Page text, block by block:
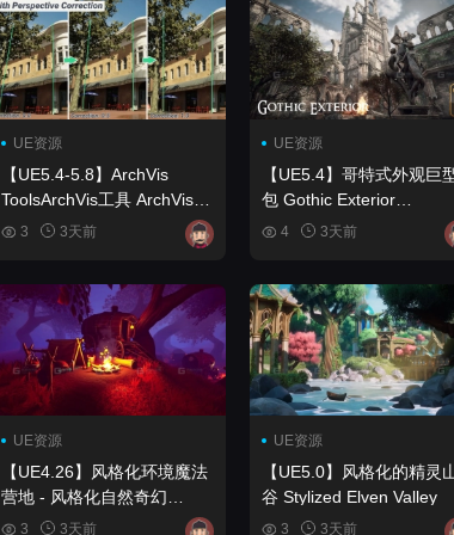
UE资源
【UE5.4-5.8】ArchVis
ToolsArchVis工具 ArchVis
Tools
3 3天前
UE资源
【UE5.4】哥特式外观巨
包 Gothic Exterior
Megapack
4 3天前
UE资源
【UE4.26】风格化环境魔法
营地 - 风格化自然奇幻
Stylized Environment Magic
3 3天前
UE资源
【UE5.0】风格化的精灵
谷 Stylized Elven Valley
3 3天前